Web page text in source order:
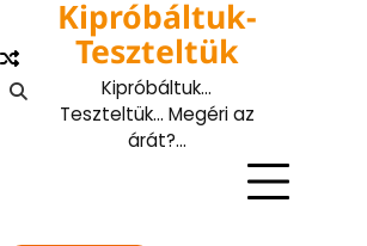
content
Kipróbáltuk-
Teszteltük
Kipróbáltuk…
Teszteltük… Megéri az
árát?…